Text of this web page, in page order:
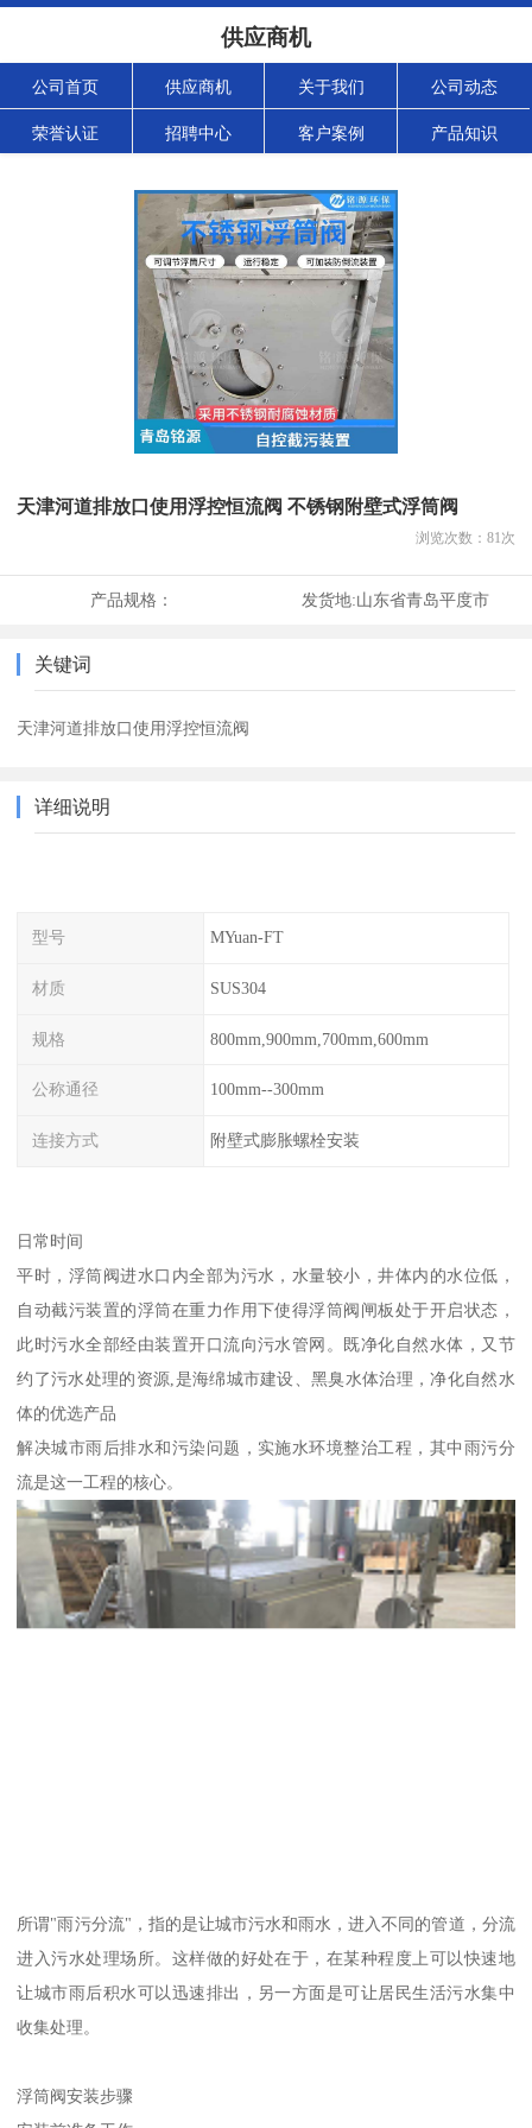
供应商机
公司首页 供应商机 关于我们 公司动态
荣誉认证 招聘中心 客户案例 产品知识
天津河道排放口使用浮控恒流阀 不锈钢附壁式浮筒阀
浏览次数： 81次
产品规格： 发货地:山东省青岛平度市
关键词
天津河道排放口使用浮控恒流阀
详细说明
型号 MYuan-FT
材质 SUS304
规格 800mm,900mm,700mm,600mm
公称通径 100mm--300mm
连接方式 附壁式膨胀螺栓安装
日常时间
平时，浮筒阀进水口内全部为污水，水量较小，井体内的水位低，
自动截污装置的浮筒在重力作用下使得浮筒阀闸板处于开启状态，
此时污水全部经由装置开口流向污水管网。既净化自然水体，又节
约了污水处理的资源,是海绵城市建设、黑臭水体治理，净化自然水
体的优选产品
解决城市雨后排水和污染问题，实施水环境整治工程，其中雨污分
流是这一工程的核心。
所谓"雨污分流"，指的是让城市污水和雨水，进入不同的管道，分流
进入污水处理场所。这样做的好处在于，在某种程度上可以快速地
让城市雨后积水可以迅速排出，另一方面是可让居民生活污水集中
收集处理。
浮筒阀安装步骤